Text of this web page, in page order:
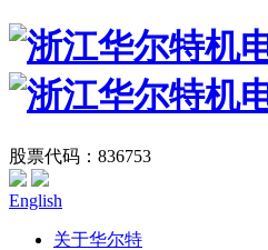
股票代码：836753
English
关于华尔特